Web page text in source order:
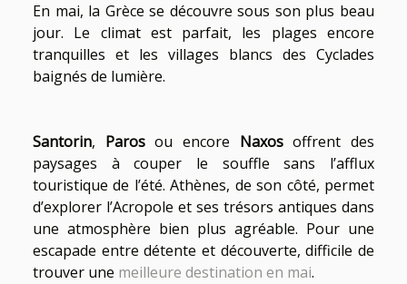
En mai, la Grèce se découvre sous son plus beau
jour. Le climat est parfait, les plages encore
tranquilles et les villages blancs des Cyclades
baignés de lumière.
Santorin, Parosou encore Naxosoffrent des
paysages à couper le souffle sans l’afflux
touristique de l’été. Athènes, de son côté, permet
d’explorer l’Acropole et ses trésors antiques dans
une atmosphère bien plus agréable. Pour une
escapade entre détente et découverte, difficile de
trouver une meilleure destination en mai.